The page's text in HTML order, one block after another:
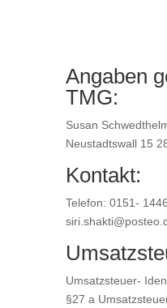
Angaben
TMG:
Susan
Neustadtswall 15
Kontakt:
Telefon: 0151-
Umsatzsteuer-
§27 a